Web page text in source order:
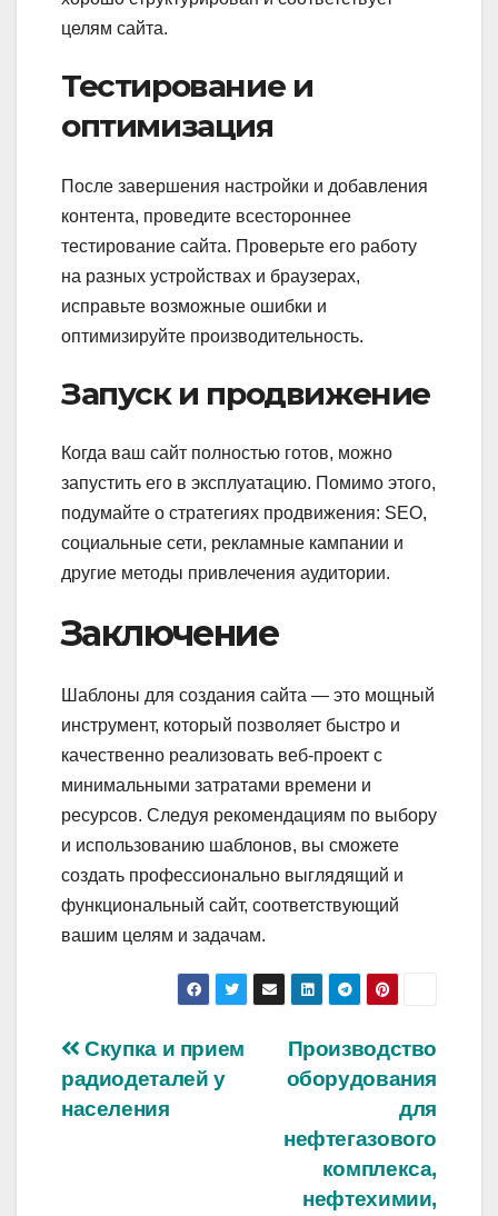
целям сайта.
Тестирование и
оптимизация
После завершения настройки и добавления
контента, проведите всестороннее
тестирование сайта. Проверьте его работу
на разных устройствах и браузерах,
исправьте возможные ошибки и
оптимизируйте производительность.
Запуск и продвижение
Когда ваш сайт полностью готов, можно
запустить его в эксплуатацию. Помимо этого,
подумайте о стратегиях продвижения: SEO,
социальные сети, рекламные кампании и
другие методы привлечения аудитории.
Заключение
Шаблоны для создания сайта — это мощный
инструмент, который позволяет быстро и
качественно реализовать веб-проект с
минимальными затратами времени и
ресурсов. Следуя рекомендациям по выбору
и использованию шаблонов, вы сможете
создать профессионально выглядящий и
функциональный сайт, соответствующий
вашим целям и задачам.
Навигация
по
Производство
оборудования
для
нефтегазового
комплекса,
нефтехимии,
Скупка и прием
радиодеталей у
населения